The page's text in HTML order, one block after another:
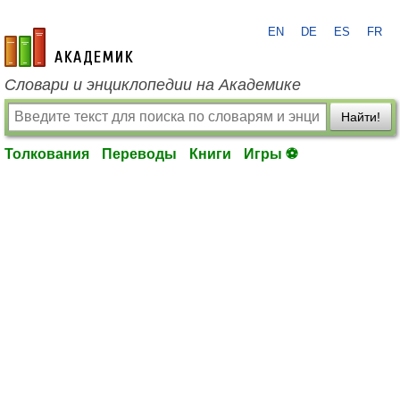
academic.ru
EN DE ES FR
Словари и энциклопедии на Академике
Найти!
Толкования Переводы Книги Игры ⚽